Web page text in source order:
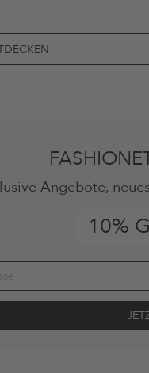
Angebote,
10%